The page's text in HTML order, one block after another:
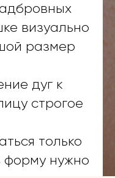
визуально
размер
дуг к
строгое
только
форму нужно